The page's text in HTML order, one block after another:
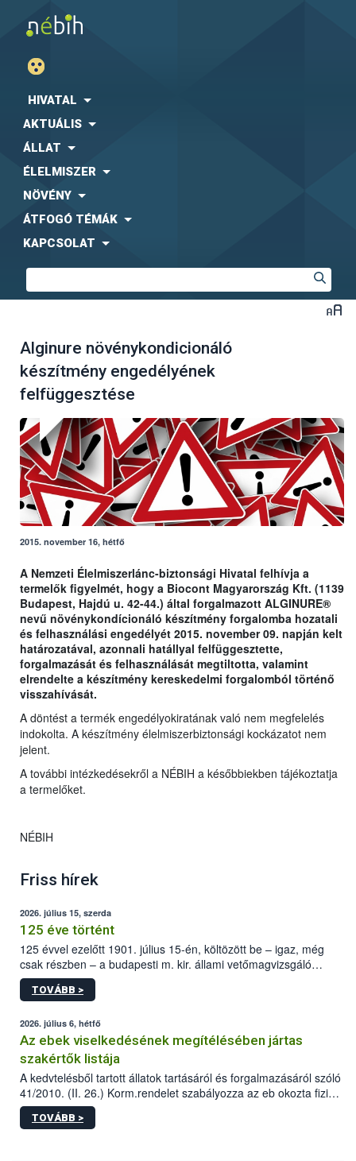
HIVATAL
AKTUÁLIS
ÁLLAT
ÉLELMISZER
NÖVÉNY
ÁTFOGÓ TÉMÁK
KAPCSOLAT
Alginure növénykondicionáló
készítmény engedélyének
felfüggesztése
2015. november 16, hétfő
A Nemzeti Élelmiszerlánc-biztonsági Hivatal felhívja a
termelők figyelmét, hogy a Biocont Magyarország Kft. (1139
Budapest, Hajdú u. 42-44.) által forgalmazott ALGINURE®
nevű növénykondícionáló készítmény forgalomba hozatali
és felhasználási engedélyét 2015. november 09. napján kelt
határozatával, azonnali hatállyal felfüggesztette,
forgalmazását és felhasználását megtiltotta, valamint
elrendelte a készítmény kereskedelmi forgalomból történő
visszahívását.
A döntést a termék engedélyokiratának való nem megfelelés
indokolta. A készítmény élelmiszerbiztonsági kockázatot nem
jelent.
A további intézkedésekről a NÉBIH a későbbiekben tájékoztatja
a termelőket.
NÉBIH
Friss hírek
2026. július 15, szerda
125 éve történt
125 évvel ezelőtt 1901. július 15-én, költözött be – igaz, még
csak részben – a budapesti m. kir. állami vetőmagvizsgáló
állomás a Kis Rókus utca 15. szám alatti, Czigler Győző által
tervezett új épületébe.
TOVÁBB >
2026. július 6, hétfő
Az ebek viselkedésének megítélésében jártas
szakértők listája
A kedvtelésből tartott állatok tartásáról és forgalmazásáról szóló
41/2010. (II. 26.) Korm.rendelet szabályozza az eb okozta fizikai
sérülés, illetve ennek veszélye keletkezésekor felmerülő
hatósági feladatokat, valamint a veszélyes eb tartását és annak
TOVÁBB >